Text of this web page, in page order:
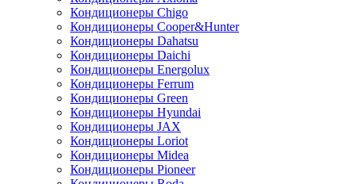
Кондиционеры Chigo
Кондиционеры Cooper&Hunter
Кондиционеры Dahatsu
Кондиционеры Daichi
Кондиционеры Energolux
Кондиционеры Ferrum
Кондиционеры Green
Кондиционеры Hyundai
Кондиционеры JAX
Кондиционеры Loriot
Кондиционеры Midea
Кондиционеры Pioneer